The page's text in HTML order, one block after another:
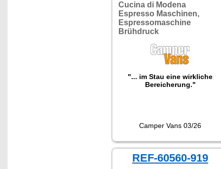
Cucina di Modena
Espresso Maschinen,
Espressomaschine
Brühdruck
"... im Stau eine wirkliche
Bereicherung."
Camper Vans 03/26
REF-60560-919